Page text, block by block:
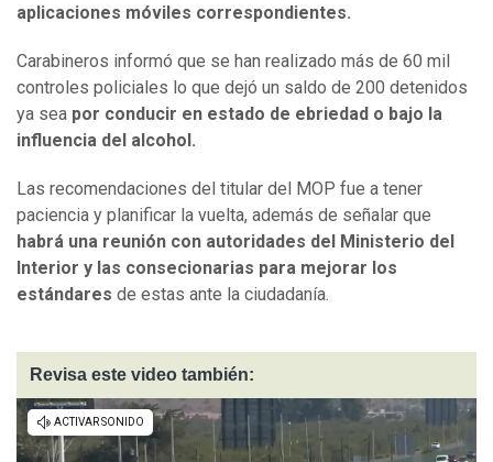
aplicaciones móviles correspondientes.
Carabineros informó que se han realizado más de 60 mil
controles policiales lo que dejó un saldo de 200 detenidos
ya sea por conducir en estado de ebriedad o bajo la
influencia del alcohol.
Las recomendaciones del titular del MOP fue a tener
paciencia y planificar la vuelta, además de señalar que
habrá una reunión con autoridades del Ministerio del
Interior y las consecionarias para mejorar los
estándares de estas ante la ciudadanía.
Revisa este video también: